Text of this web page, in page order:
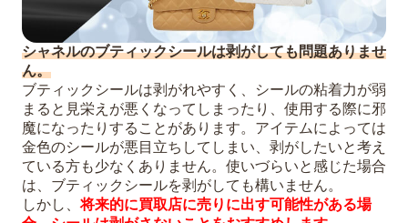
シャネルのブティックシールは剥がしても問題ありませ
ん。
ブティックシールは剥がれやすく、シールの粘着力が弱
まると見栄えが悪くなってしまったり、使用する際に邪
魔になったりすることがあります。アイテムによっては
金色のシールが悪目立ちしてしまい、剥がしたいと考え
ている方も少なくありません。使いづらいと感じた場合
は、ブティックシールを剥がしても構いません。
しかし、将来的に買取店に売りに出す可能性がある場